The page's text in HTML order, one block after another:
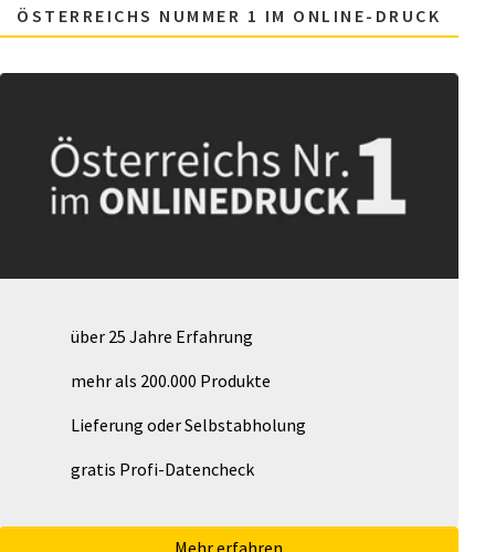
ÖSTERREICHS NUMMER 1 IM ONLINE-DRUCK
über 25 Jahre Erfahrung
mehr als 200.000 Produkte
Lieferung oder Selbstabholung
gratis Profi-Datencheck
Mehr erfahren